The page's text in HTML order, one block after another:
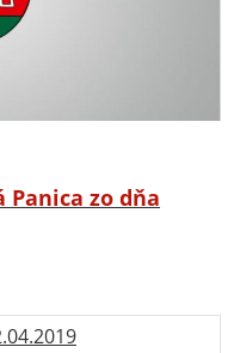
Panica zo dňa